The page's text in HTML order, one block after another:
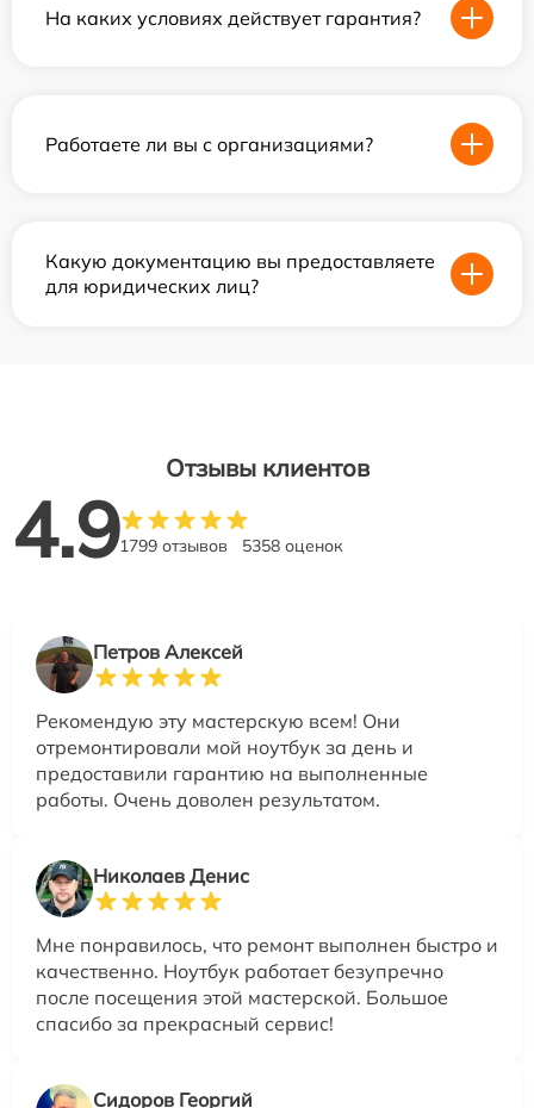
На каких условиях действует гарантия?
Работаете ли вы с организациями?
Какую документацию вы предоставляете
для юридических лиц?
Отзывы клиентов
4.91799 отзывов 5358 оценок
Петров Алексей
Рекомендую эту мастерскую всем! Они
отремонтировали мой ноутбук за день и
предоставили гарантию на выполненные
работы. Очень доволен результатом.
Николаев Денис
Мне понравилось, что ремонт выполнен быстро и
качественно. Ноутбук работает безупречно
после посещения этой мастерской. Большое
спасибо за прекрасный сервис!
Сидоров Георгий